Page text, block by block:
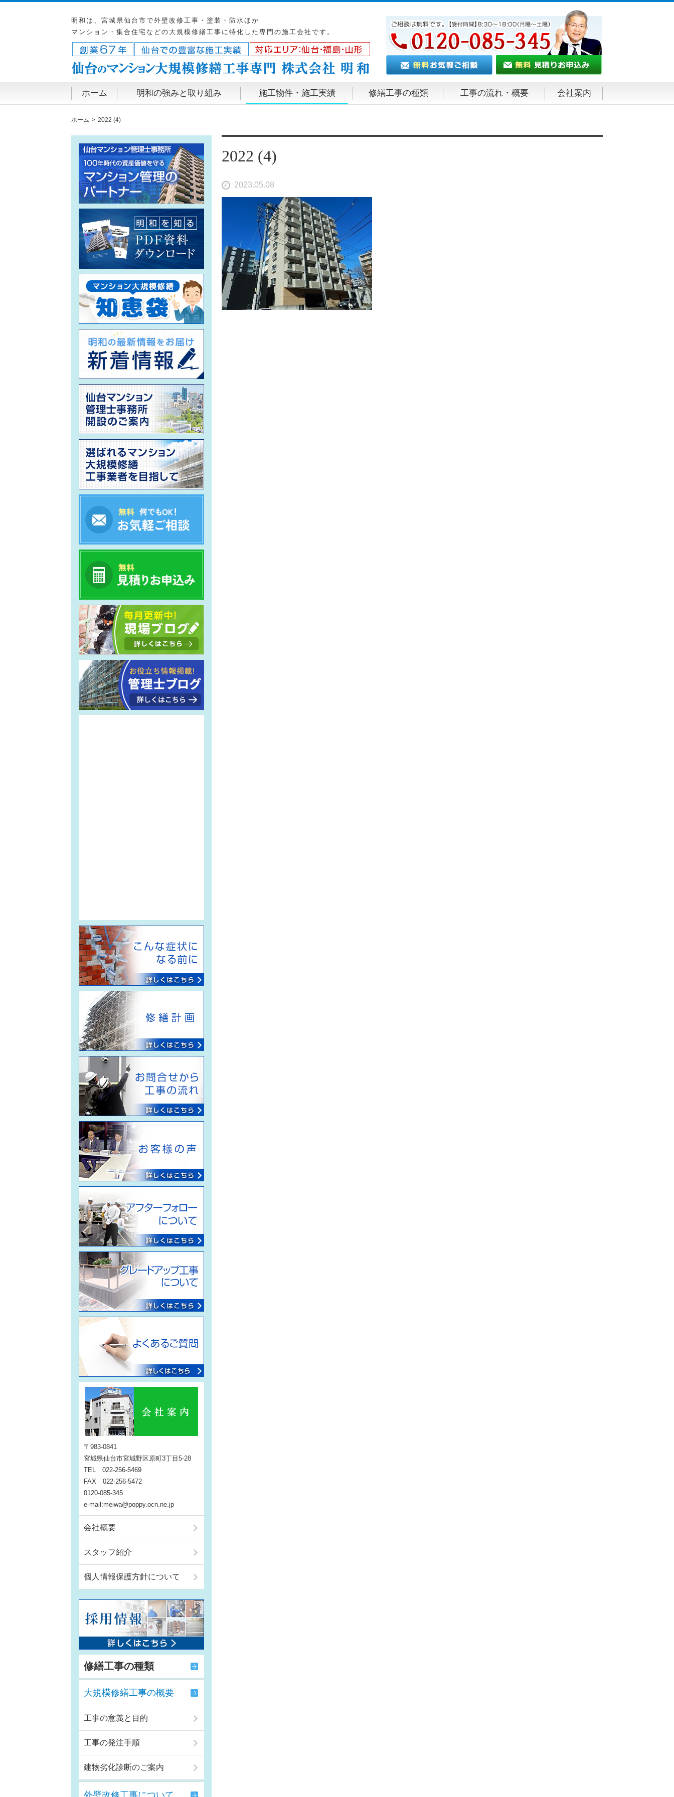
明和は、宮城県仙台市で外壁改修工事・塗装・防水ほか
マンション・集合住宅などの大規模修繕工事に特化した専門の施工会社です。
ホーム 明和の強みと取り組み 施工物件・施工実績 修繕工事の種類 工事の流れ・概要 会社案内
ホーム 2022 (4)
2022 (4)
2023.05.08
〒983-0841
宮城県仙台市宮城野区原町3丁目5-28
TEL 022-256-5469
FAX 022-256-5472
0120-085-345
e-mail:meiwa@poppy.ocn.ne.jp
会社概要
スタッフ紹介
個人情報保護方針について
修繕工事の種類
大規模修繕工事の概要
工事の意義と目的
工事の発注手順
建物劣化診断のご案内
外壁改修工事について